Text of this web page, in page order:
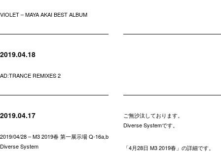
VIOLET – MAYA AKAI BEST ALBUM
2019.04.18
AD:TRANCE REMIXES 2
2019.04.17
2019/04/28 – M3 2019春 第一展示場 Q-16a,b
Diverse System
ご無沙汰しております。
Diverse Systemです。
「4月28日 M3 2019春」の詳細です。